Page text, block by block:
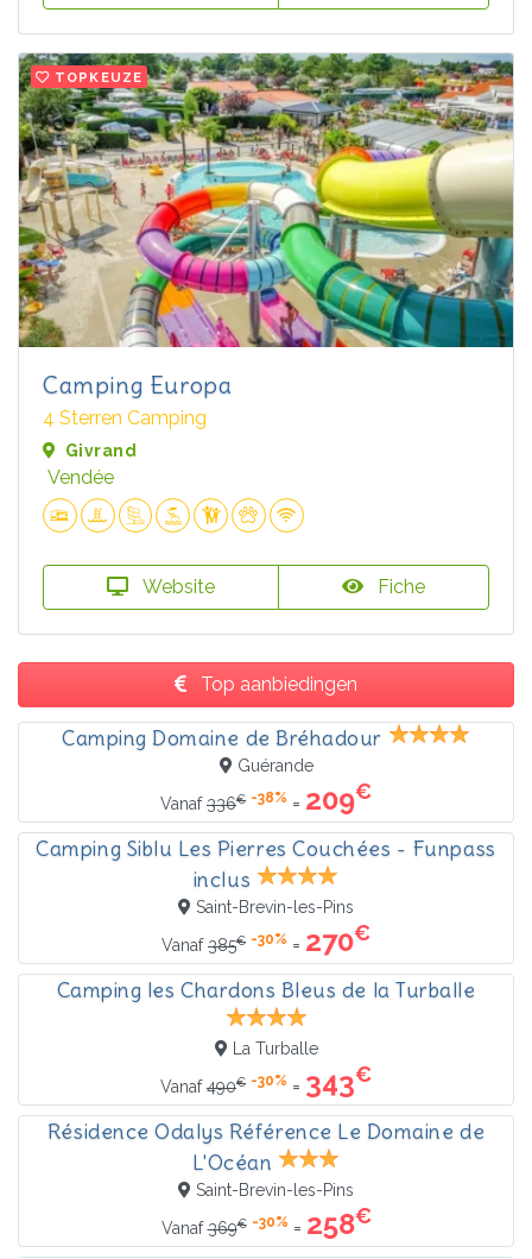
TOPKEUZE
Camping Europa
4 Sterren Camping
Givrand
Vendée
Website Fiche
Top aanbiedingen
Camping Domaine de Bréhadour
Guérande
Vanaf336€ -38% = 209€
Camping Siblu Les Pierres Couchées - Funpass
inclus
Saint-Brevin-les-Pins
Vanaf385€ -30% = 270€
Camping les Chardons Bleus de la Turballe
La Turballe
Vanaf490€ -30% = 343€
Résidence Odalys Référence Le Domaine de
L'Océan
Saint-Brevin-les-Pins
Vanaf369€ -30% = 258€